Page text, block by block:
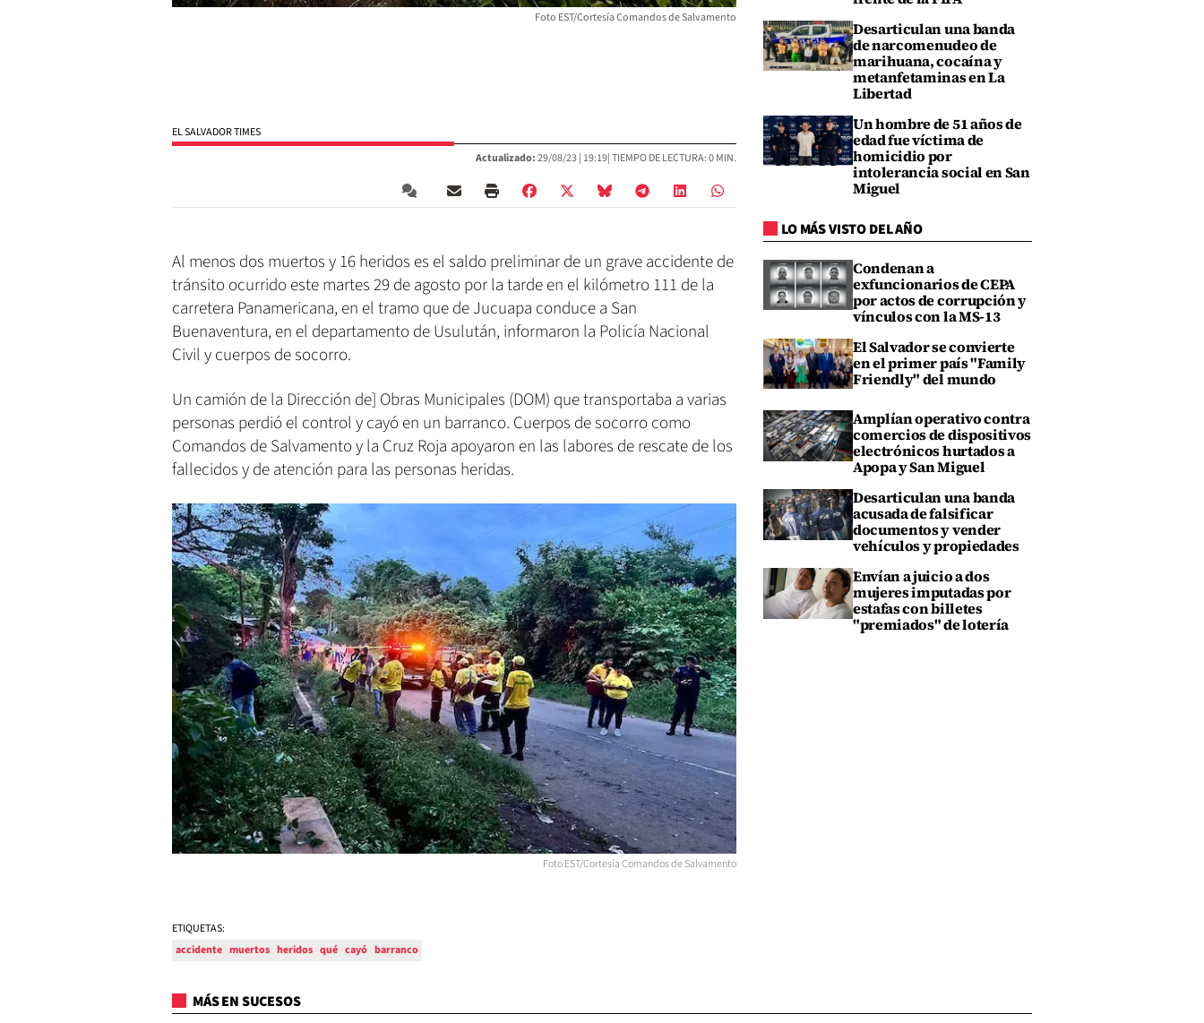
Foto EST/Cortesía Comandos de Salvamento
EL SALVADOR TIMES
Actualizado:29/08/23 | 19:19| TIEMPO DE LECTURA: 0 MIN.
Al menos dos muertos y 16 heridos es el saldo preliminar de un grave accidente de
tránsito ocurrido este martes 29 de agosto por la tarde en el kilómetro 111 de la
carretera Panamericana, en el tramo que de Jucuapa conduce a San
Buenaventura, en el departamento de Usulután, informaron la Policía Nacional
Civil y cuerpos de socorro.
Un camión de la Dirección de] Obras Municipales (DOM) que transportaba a varias
personas perdió el control y cayó en un barranco. Cuerpos de socorro como
Comandos de Salvamento y la Cruz Roja apoyaron en las labores de rescate de los
fallecidos y de atención para las personas heridas.
Foto EST/Cortesía Comandos de Salvamento
ETIQUETAS:
accidente muertos heridos qué cayó barranco
Desarticulan una banda
de narcomenudeo de
marihuana, cocaína y
metanfetaminas en La
Libertad
Un hombre de 51 años de
edad fue víctima de
homicidio por
intolerancia social en San
Miguel
LO MÁS VISTO DEL AÑO
Condenan a
exfuncionarios de CEPA
por actos de corrupción y
vínculos con la MS-13
El Salvador se convierte
en el primer país "Family
Friendly" del mundo
Amplían operativo contra
comercios de dispositivos
electrónicos hurtados a
Apopa y San Miguel
Desarticulan una banda
acusada de falsificar
documentos y vender
vehículos y propiedades
Envían a juicio a dos
mujeres imputadas por
estafas con billetes
"premiados" de lotería
MÁS EN SUCESOS